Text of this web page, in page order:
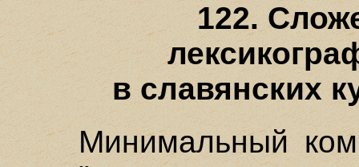
122.
в славянских
Минимальный